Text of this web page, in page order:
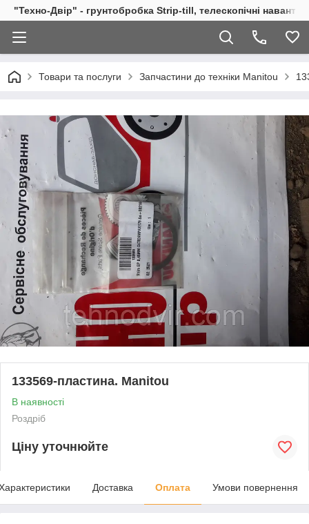
"Техно-Двір" - грунтобробка Strip-till, телескопічні
Товари та послуги Запчастини до техніки Manitou
133569-пластина. Manitou
В наявності
Роздріб
Ціну уточнюйте
Доставка Оплата Умови повернення